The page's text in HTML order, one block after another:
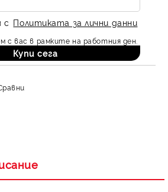
с Политиката за лични данни
с вас в рамките на работния ден.